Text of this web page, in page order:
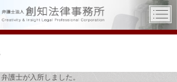
弁護士が入所しました。